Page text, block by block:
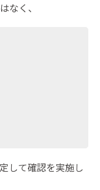
なく、
して確認を実施し